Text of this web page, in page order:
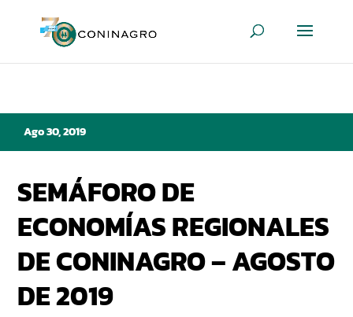
Ago 30, 2019
SEMÁFORO DE
ECONOMÍAS REGIONALES
DE CONINAGRO – AGOSTO
DE 2019